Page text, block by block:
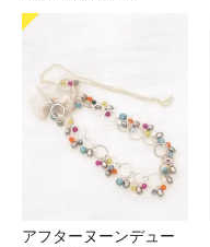
アフターヌーンデュー